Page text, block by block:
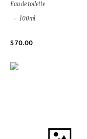
Eau de toilette
100ml
$ 70.00